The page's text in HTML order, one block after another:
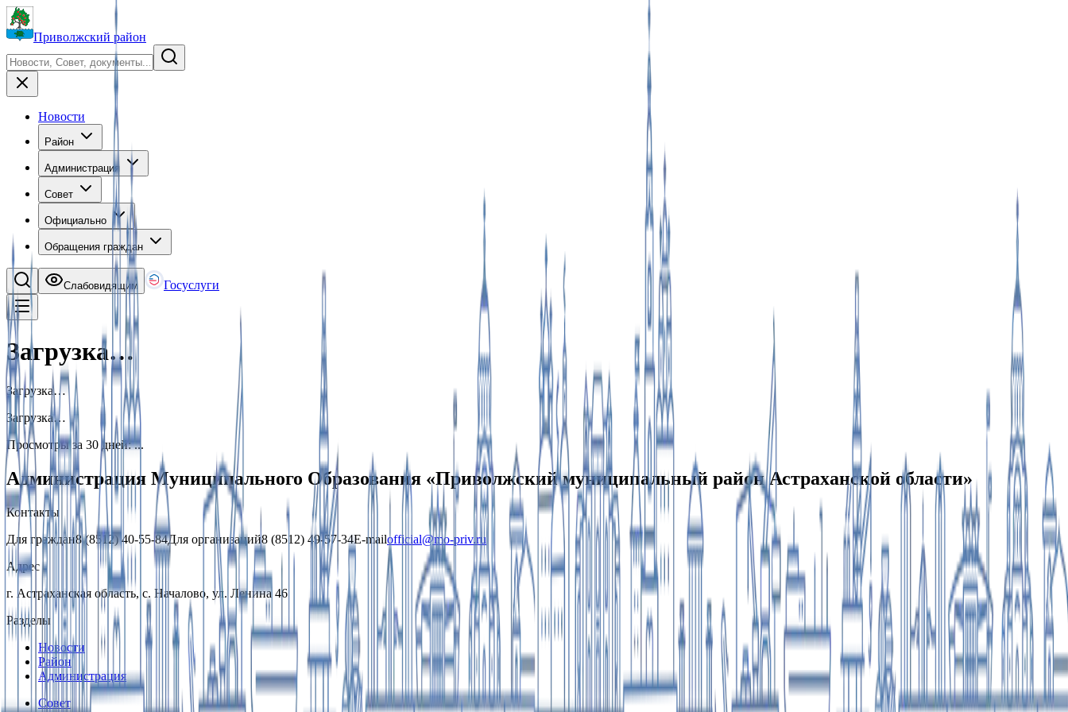
Приволжский район
Новости
Район
Администрация
Совет
Официально
Обращения граждан
Слабовидящим Госуслуги
Загрузка…
Загрузка…
Загрузка…
Просмотры за 30 дней:...
Администрация Муниципального Образования «Приволжский муниципальный район Астраханской области»
Контакты
Для граждан8 (8512) 40-55-84Для организаций8 (8512) 49-57-34E-mailofficial@mo-priv.ru
Адрес
г. Астраханская область, с. Началово, ул. Ленина 46
Разделы
Новости
Район
Администрация
Совет